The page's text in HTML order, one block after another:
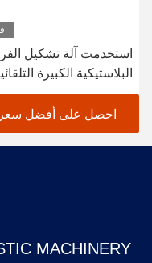
استخدمت آلة تشكيل
البلاستيكية الكبيرة
لصنع لوحات المستخدمة
واحدةاحصل على أفضل سعر
MACHINERY